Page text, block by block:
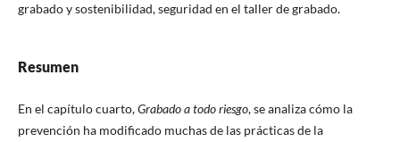
grabado y sostenibilidad, seguridad en el taller de grabado.
Resumen
En el capítulo cuarto,Grabado a todo riesgo, se analiza cómo la
prevención ha modificado muchas de las prácticas de la